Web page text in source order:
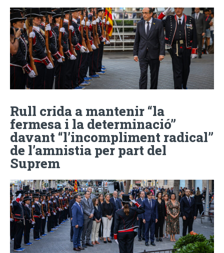
Rull crida a mantenir “la
fermesa i la determinació”
davant “l’incompliment radical”
de l’amnistia per part del
Suprem